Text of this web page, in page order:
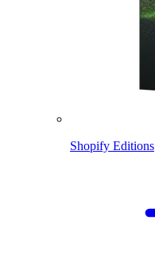
Shopify Editions